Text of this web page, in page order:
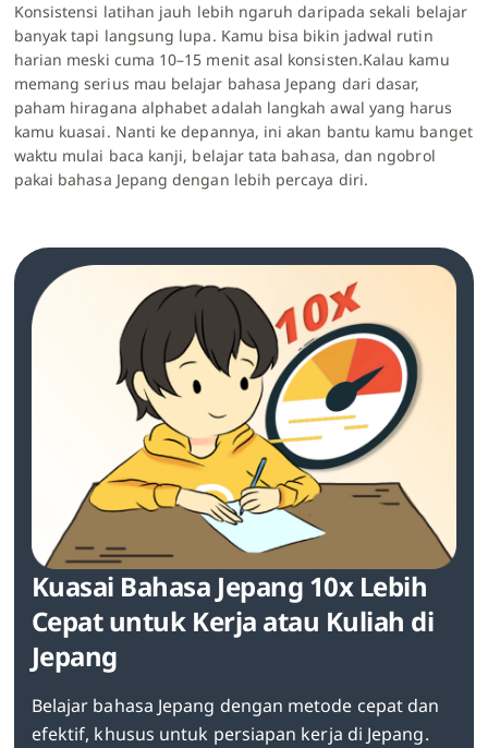
Konsistensi latihan jauh lebih ngaruh daripada sekali belajar
banyak tapi langsung lupa. Kamu bisa bikin jadwal rutin
harian meski cuma 10–15 menit asal konsisten.Kalau kamu
memang serius mau belajar bahasa Jepang dari dasar,
paham hiragana alphabet adalah langkah awal yang harus
kamu kuasai. Nanti ke depannya, ini akan bantu kamu banget
waktu mulai baca kanji, belajar tata bahasa, dan ngobrol
pakai bahasa Jepang dengan lebih percaya diri.
Kuasai Bahasa Jepang 10x Lebih
Cepat untuk Kerja atau Kuliah di
Jepang
Belajar bahasa Jepang dengan metode cepat dan
efektif, khusus untuk persiapan kerja di Jepang.